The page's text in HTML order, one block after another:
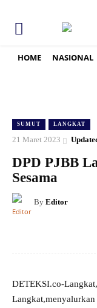
HOME NASIONAL
SUMUT LANGKAT
21 Maret 2023
DPD PJBB
Sesama
By Editor
DETEKSI.co-